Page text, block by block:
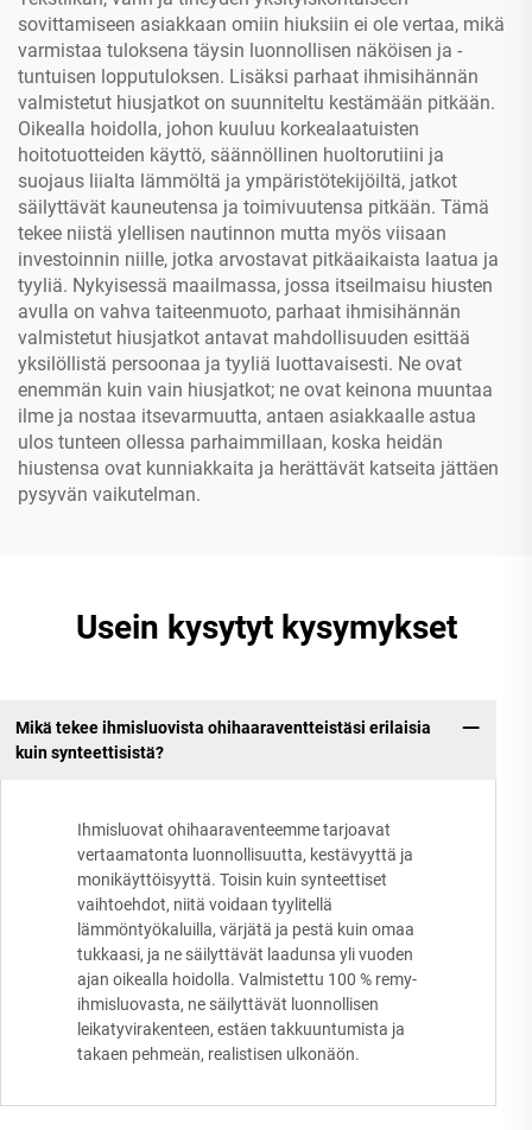
sovittamiseen asiakkaan omiin hiuksiin ei ole vertaa, mikä
varmistaa tuloksena täysin luonnollisen näköisen ja -
tuntuisen lopputuloksen. Lisäksi parhaat ihmisihännän
valmistetut hiusjatkot on suunniteltu kestämään pitkään.
Oikealla hoidolla, johon kuuluu korkealaatuisten
hoitotuotteiden käyttö, säännöllinen huoltorutiini ja
suojaus liialta lämmöltä ja ympäristötekijöiltä, jatkot
säilyttävät kauneutensa ja toimivuutensa pitkään. Tämä
tekee niistä ylellisen nautinnon mutta myös viisaan
investoinnin niille, jotka arvostavat pitkäaikaista laatua ja
tyyliä. Nykyisessä maailmassa, jossa itseilmaisu hiusten
avulla on vahva taiteenmuoto, parhaat ihmisihännän
valmistetut hiusjatkot antavat mahdollisuuden esittää
yksilöllistä persoonaa ja tyyliä luottavaisesti. Ne ovat
enemmän kuin vain hiusjatkot; ne ovat keinona muuntaa
ilme ja nostaa itsevarmuutta, antaen asiakkaalle astua
ulos tunteen ollessa parhaimmillaan, koska heidän
hiustensa ovat kunniakkaita ja herättävät katseita jättäen
pysyvän vaikutelman.
Usein kysytyt kysymykset
Mikä tekee ihmisluovista ohihaaraventteistäsi erilaisia
kuin synteettisistä?
Ihmisluovat ohihaaraventeemme tarjoavat
vertaamatonta luonnollisuutta, kestävyyttä ja
monikäyttöisyyttä. Toisin kuin synteettiset
vaihtoehdot, niitä voidaan tyylitellä
lämmöntyökaluilla, värjätä ja pestä kuin omaa
tukkaasi, ja ne säilyttävät laadunsa yli vuoden
ajan oikealla hoidolla. Valmistettu 100 % remy-
ihmisluovasta, ne säilyttävät luonnollisen
leikatyvirakenteen, estäen takkuuntumista ja
takaen pehmeän, realistisen ulkonäön.